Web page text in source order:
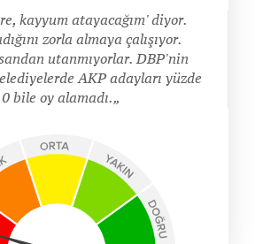
kayyum atayacağım' diyor.
zorla almaya çalışıyor.
utanmıyorlar. DBP'nin
AKP adayları yüzde
bile oy alamadı.